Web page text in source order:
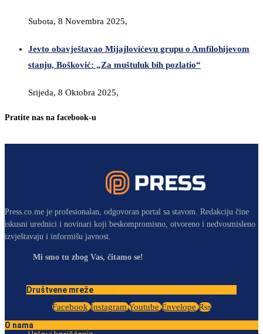
Subota, 8 Novembra 2025,
Jevto obavještavao Mijajlovićevu grupu o Amfilohijevom
stanju, Bošković: „Za muštuluk bih pozlatio“
Srijeda, 8 Oktobra 2025,
Pratite nas na facebook-u
Press.co.me je profesionalan, odgovoran portal sa stavom. Redakciju čine
iskusni urednici i novinari koji beskompromisno, otvoreno i nedvosmisleno
izvještavaju i informišu javnost.
Mi smo tu zbog Vas, čitamo se!
Društvene mreže
Facebook Instagram Youtube Envelope Rss
O nama